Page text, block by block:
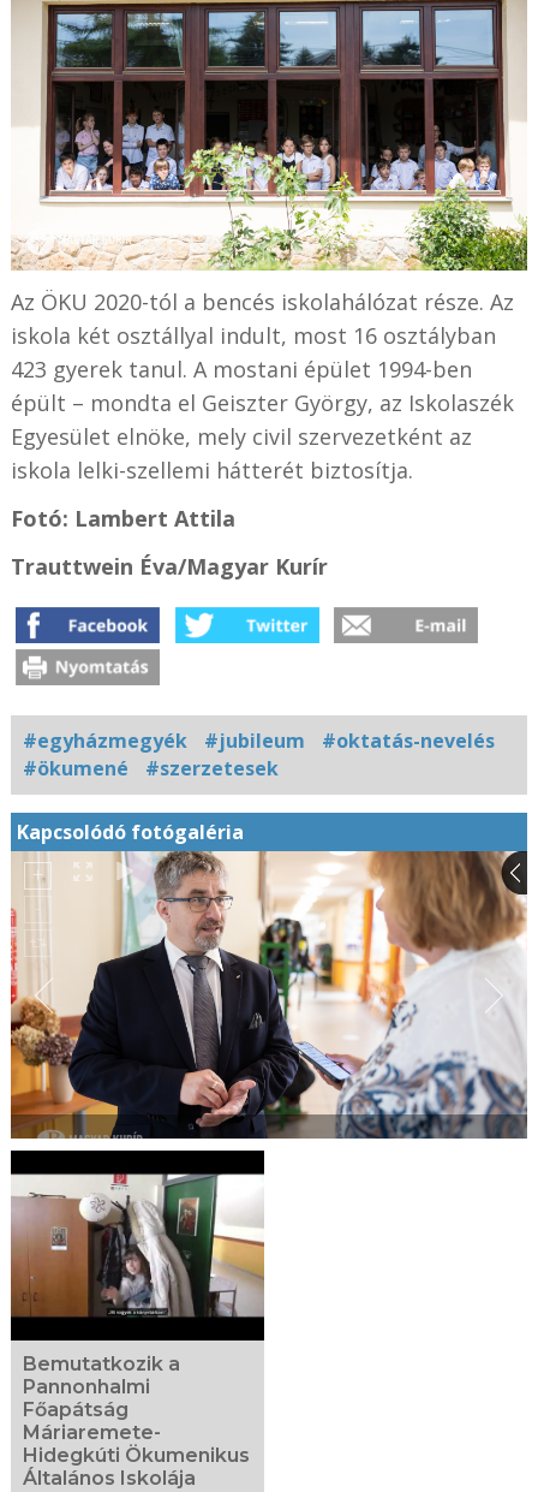
Az ÖKU 2020-tól a bencés iskolahálózat része. Az
iskola két osztállyal indult, most 16 osztályban
423 gyerek tanul. A mostani épület 1994-ben
épült – mondta el Geiszter György, az Iskolaszék
Egyesület elnöke, mely civil szervezetként az
iskola lelki-szellemi hátterét biztosítja.
Fotó: Lambert Attila
Trauttwein Éva/Magyar Kurír
#egyházmegyék #jubileum
#oktatás-nevelés
#ökumené
#szerzetesek
Kapcsolódó fotógaléria
Bemutatkozik a
Pannonhalmi
Főapátság
Máriaremete-
Hidegkúti Ökumenikus
Általános Iskolája